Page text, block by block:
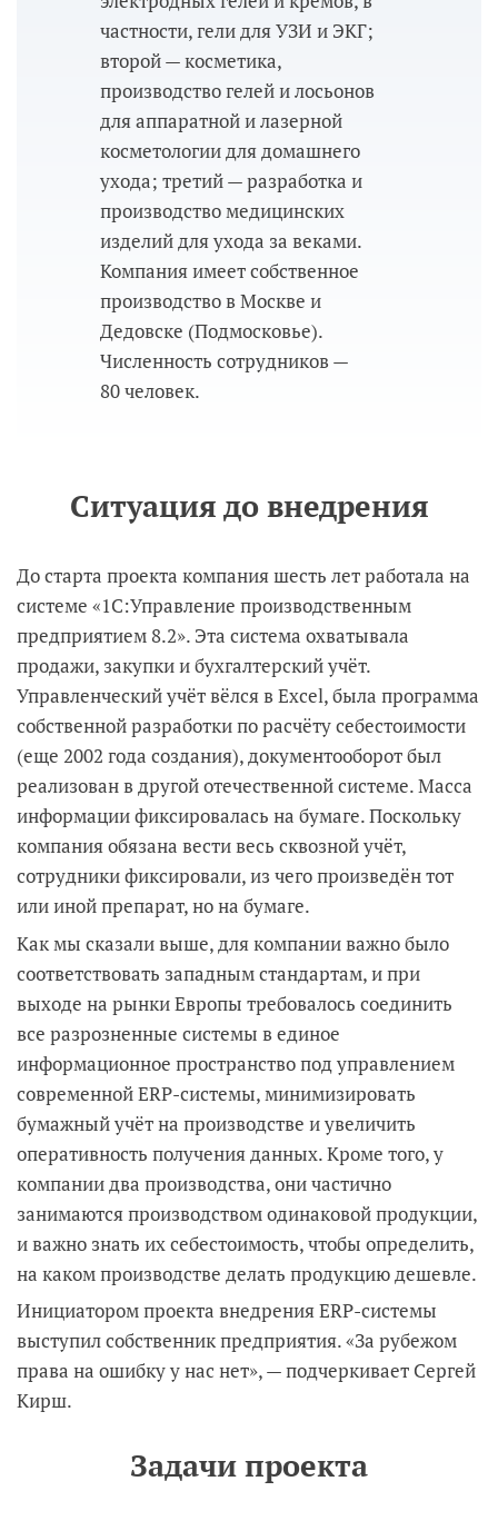
частности, гели для УЗИ и ЭКГ;
второй — косметика,
производство гелей и лосьонов
для аппаратной и лазерной
косметологии для домашнего
ухода; третий — разработка и
производство медицинских
изделий для ухода за веками.
Компания имеет собственное
производство в Москве и
Дедовске (Подмосковье).
Численность сотрудников —
80 человек.
Ситуация до внедрения
До старта проекта компания шесть лет работала на
системе «1С:Управление производственным
предприятием 8.2». Эта система охватывала
продажи, закупки и бухгалтерский учёт.
Управленческий учёт вёлся в Excel, была программа
собственной разработки по расчёту себестоимости
(еще 2002 года создания), документооборот был
реализован в другой отечественной системе. Масса
информации фиксировалась на бумаге. Поскольку
компания обязана вести весь сквозной учёт,
сотрудники фиксировали, из чего произведён тот
или иной препарат, но на бумаге.
Как мы сказали выше, для компании важно было
соответствовать западным стандартам, и при
выходе на рынки Европы требовалось соединить
все разрозненные системы в единое
информационное пространство под управлением
современной ERP-системы, минимизировать
бумажный учёт на производстве и увеличить
оперативность получения данных. Кроме того, у
компании два производства, они частично
занимаются производством одинаковой продукции,
и важно знать их себестоимость, чтобы определить,
на каком производстве делать продукцию дешевле.
Инициатором проекта внедрения ERP-системы
выступил собственник предприятия. «За рубежом
права на ошибку у нас нет», — подчеркивает Сергей
Кирш.
Задачи проекта